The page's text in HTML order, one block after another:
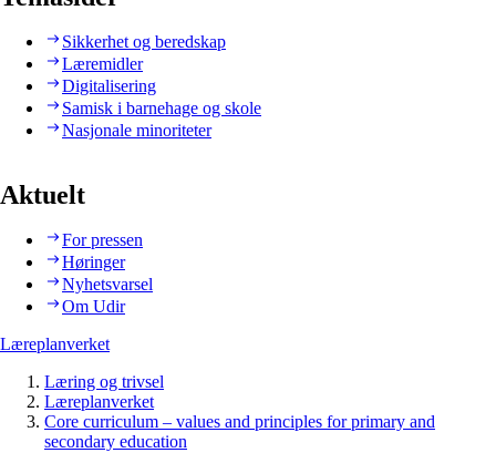
Sikkerhet og beredskap
Læremidler
Digitalisering
Samisk i barnehage og skole
Nasjonale minoriteter
Aktuelt
For pressen
Høringer
Nyhetsvarsel
Om Udir
Læreplanverket
Læring og trivsel
Læreplanverket
Core curriculum – values and principles for primary and
secondary education